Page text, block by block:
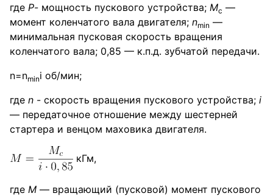
где P- мощность пускового устройства; Mс —
момент коленчатого вала двигателя; nmin —
минимальная пусковая скорость вращения
коленчатого вала; 0,85 — к.п.д. зубчатой передачи.
n=nmini об/мин;
где n - скорость вращения пускового устройства; i
— передаточное отношение между шестерней
стартера и венцом маховика двигателя.
кГм,
где M — вращающий (пусковой) момент пускового